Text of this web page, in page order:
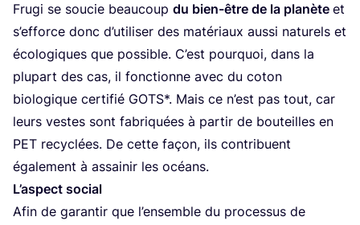
Fru­gi se sou­cie beau­coup du bien-être de la pla­nète et
s’ef­force donc d’u­ti­li­ser des maté­riaux aus­si natu­rels et
éco­lo­giques que pos­sible. C’est pour­quoi, dans la
plu­part des cas, il fonc­tionne avec du coton
bio­lo­gique cer­ti­fié GOTS*. Mais ce n’est pas tout, car
leurs vestes sont fabri­quées à par­tir de bou­teilles en
PET recy­clées. De cette façon, ils contri­buent
éga­le­ment à assai­nir les océans.
L’as­pect social
Afin de garan­tir que l’en­semble du pro­ces­sus de